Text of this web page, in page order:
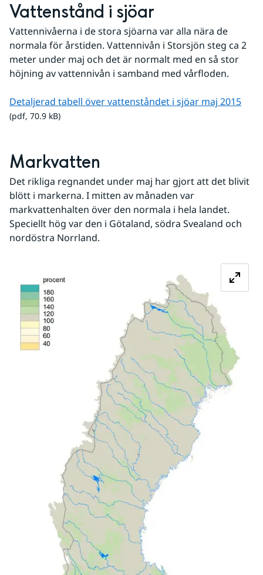
Vattenstånd i sjöar
Vattennivåerna i de stora sjöarna var alla nära de
normala för årstiden. Vattennivån i Storsjön steg ca 2
meter under maj och det är normalt med en så stor
höjning av vattennivån i samband med vårfloden.
Detaljerad tabell över vattenståndet i sjöar maj 2015pdf,
(pdf, 70.9 kB)
Markvatten
Det rikliga regnandet under maj har gjort att det blivit
blött i markerna. I mitten av månaden var
markvattenhalten över den normala i hela landet.
Speciellt hög var den i Götaland, södra Svealand och
nordöstra Norrland.